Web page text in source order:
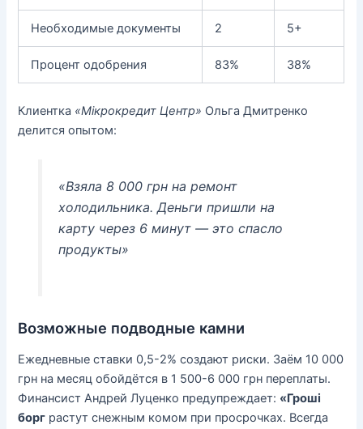
Необходимые документы 2 5+
Процент одобрения 83% 38%
Клиентка «Мікрокредит Центр» Ольга Дмитренко
делится опытом:
«Взяла 8 000 грн на ремонт
холодильника. Деньги пришли на
карту через 6 минут — это спасло
продукты»
Возможные подводные камни
Ежедневные ставки 0,5-2% создают риски. Заём 10 000
грн на месяц обойдётся в 1 500-6 000 грн переплаты.
Финансист Андрей Луценко предупреждает: «Гроші
борг растут снежным комом при просрочках. Всегда